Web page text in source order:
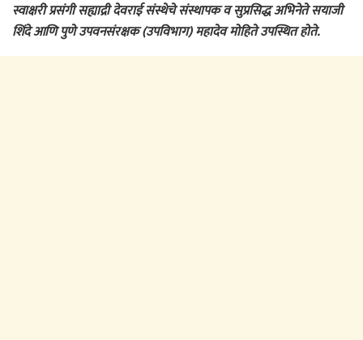
स्वाक्षरी प्रसंगी सह्याद्री देवराई संस्थेचे संस्थापक व सुप्रसिद्ध अभिनेते सयाजी
शिंदे आणि पुणे उपवनसंरक्षक (उपविभाग) महादेव मोहिते उपस्थित होते.